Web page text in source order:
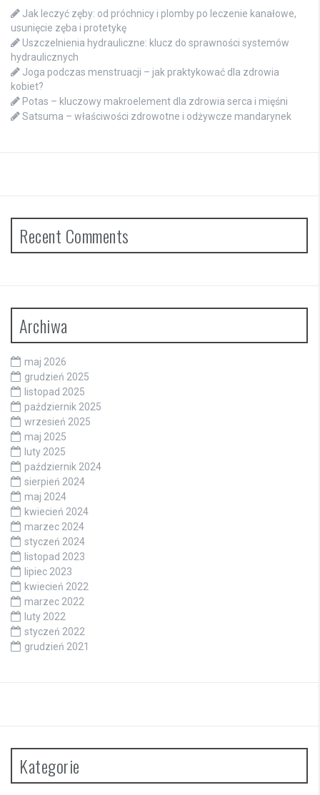
Jak leczyć zęby: od próchnicy i plomby po leczenie kanałowe,
usunięcie zęba i protetykę
Uszczelnienia hydrauliczne: klucz do sprawności systemów
hydraulicznych
Joga podczas menstruacji – jak praktykować dla zdrowia
kobiet?
Potas – kluczowy makroelement dla zdrowia serca i mięśni
Satsuma – właściwości zdrowotne i odżywcze mandarynek
Recent Comments
Archiwa
maj 2026
grudzień 2025
listopad 2025
październik 2025
wrzesień 2025
maj 2025
luty 2025
październik 2024
sierpień 2024
maj 2024
kwiecień 2024
marzec 2024
styczeń 2024
listopad 2023
lipiec 2023
kwiecień 2022
marzec 2022
luty 2022
styczeń 2022
grudzień 2021
Kategorie